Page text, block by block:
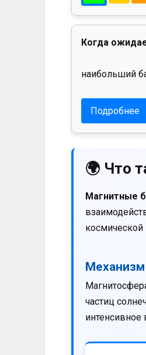
Когда
наибольший
Подробнее
🌍 Что
Магнитные
космической
частиц
интенсивное